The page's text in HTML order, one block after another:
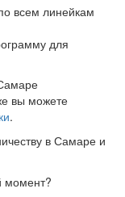
всем линейкам
для
вы можете
.
в Самаре и
момент?